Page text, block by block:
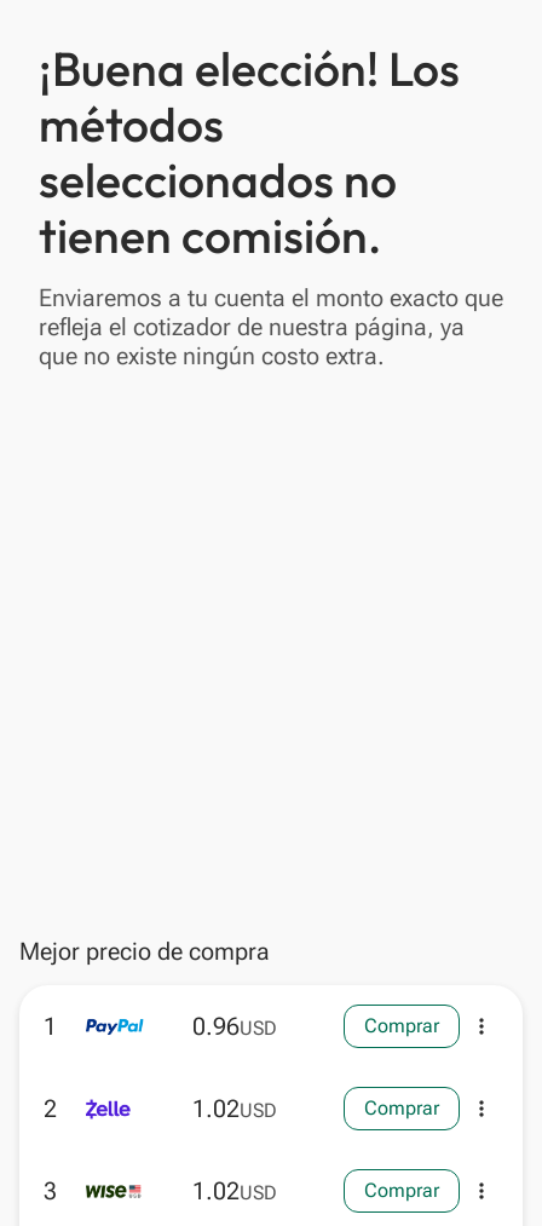
¡Buena elección! Los
métodos
seleccionados no
tienen comisión.
Enviaremos a tu cuenta el monto exacto que
refleja el cotizador de nuestra página, ya
que no existe ningún costo extra.
Mejor precio de compra
1 0.96USD Comprar more_vert
2 1.02USD Comprar more_vert
3 1.02USD Comprar more_vert